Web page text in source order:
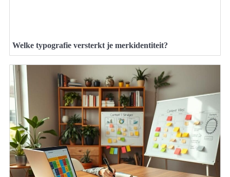
Welke typografie versterkt je merkidentiteit?